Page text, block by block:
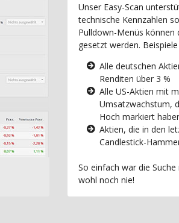
Unser Easy-Scan
technische Kennzahlen
Pulldown-Menüs können
gesetzt werden.
Alle deutschen
Renditen über 3 %
Alle US-Aktien mit
Umsatzwachstum,
Hoch markiert
Aktien, die in den
Candlestick-
So einfach war die
wohl noch nie!